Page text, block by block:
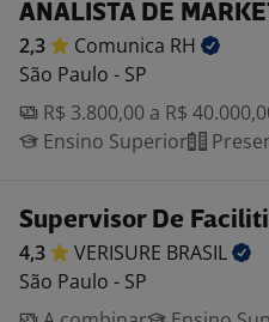
ANALISTA DE
2,3 Comunica RH
São Paulo - SP
R$ 3.800,00 a R$
Ensino Superior
Supervisor De
4,3 VERISURE BRASIL
São Paulo - SP